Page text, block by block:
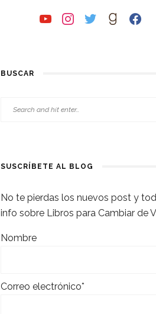
youtubeinstagramtwittergoodreads
BUSCAR
SUSCRÍBETE AL BLOG
No te pierdas los nuevos post y
info sobre Libros para Cambiar de
Nombre
Correo electrónico*